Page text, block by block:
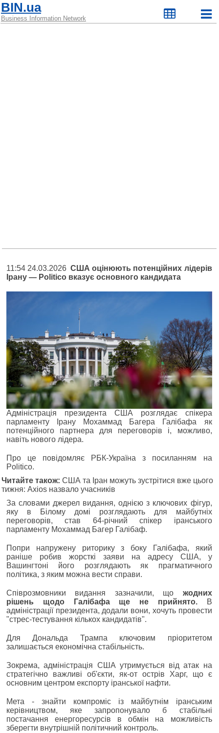
BIN.ua
Business Information Network
11:54 24.03.2026США оцінюють потенційних лідерів
Ірану — Politico вказує основного кандидата
Адміністрація президента США розглядає спікера
парламенту Ірану Мохаммад Багера Галібафа як
потенційного партнера для переговорів і, можливо,
навіть нового лідера.
Про це повідомляє РБК-Україна з посиланням на
Politico.
Читайте також: США та Іран можуть зустрітися вже цього
тижня: Axios назвало учасників
За словами джерел видання, однією з ключових фігур,
яку в Білому домі розглядають для майбутніх
переговорів, став 64-річний спікер іранського
парламенту Мохаммад Багер Галібаф.
Попри напружену риторику з боку Галібафа, який
раніше робив жорсткі заяви на адресу США, у
Вашингтоні його розглядають як прагматичного
політика, з яким можна вести справи.
Співрозмовники видання зазначили, що жодних
рішень щодо Галібафа ще не прийнято.В
адміністрації президента, додали вони, хочуть провести
"стрес-тестування кількох кандидатів".
Для Дональда Трампа ключовим пріоритетом
залишається економічна стабільність.
Зокрема, адміністрація США утримується від атак на
стратегічно важливі об'єкти, як-от острів Харг, що є
основним центром експорту іранської нафти.
Мета - знайти компроміс із майбутнім іранським
керівництвом, яке запропонувало б стабільні
постачання енергоресурсів в обмін на можливість
зберегти внутрішній політичний контроль.